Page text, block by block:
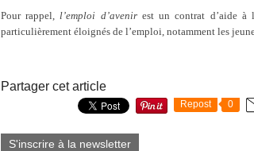
Pour rappel, l’emploi d’avenirest un contrat d’aide à
particulièrement éloignés de l’emploi, notamment les
Partager cet article
Repost 0
S'inscrire à la newsletter